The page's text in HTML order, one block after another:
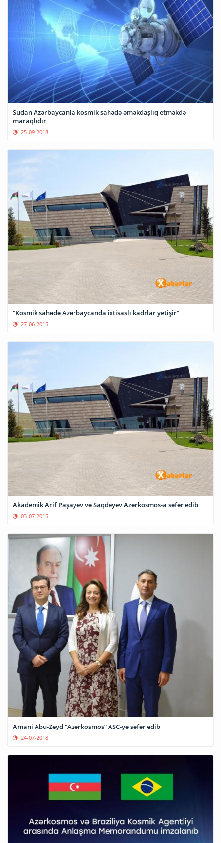
Sudan Azərbaycanla kosmik sahədə əməkdaşlıq etməkdə
maraqlıdır
25-09-2018
“Kosmik sahədə Azərbaycanda ixtisaslı kadrlar yetişir”
27-06-2015
Akademik Arif Paşayev və Saqdeyev Azərkosmos-a səfər edib
03-07-2015
Amani Abu-Zeyd “Azərkosmos” ASC-yə səfər edib
24-07-2018